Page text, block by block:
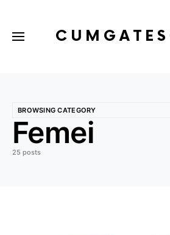
BROWSING CATEGORY
Femei
25 posts